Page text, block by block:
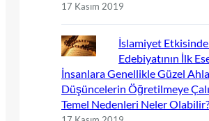
17 Kasım 2019
İslamiyet
Edebiyatının İlk
İnsanlara Genellikle Güzel
Düşüncelerin Öğretilmeye
Temel Nedenleri Neler Olabilir?